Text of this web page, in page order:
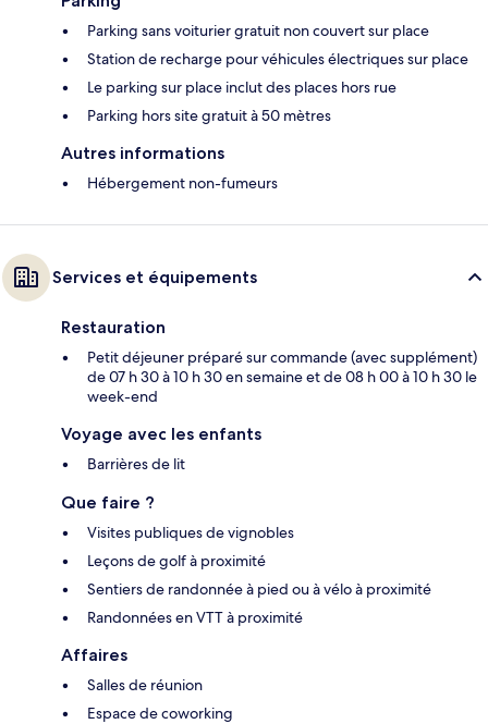
Parking sans voiturier gratuit non couvert sur place
Station de recharge pour véhicules électriques sur place
Le parking sur place inclut des places hors rue
Parking hors site gratuit à 50 mètres
Autres informations
Hébergement non-fumeurs
Services et équipements
Restauration
Petit déjeuner préparé sur commande (avec supplément)
de 07 h 30 à 10 h 30 en semaine et de 08 h 00 à 10 h 30 le
week-end
Voyage avec les enfants
Barrières de lit
Que faire ?
Visites publiques de vignobles
Leçons de golf à proximité
Sentiers de randonnée à pied ou à vélo à proximité
Randonnées en VTT à proximité
Affaires
Salles de réunion
Espace de coworking